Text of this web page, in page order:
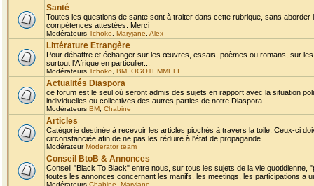
Santé
Toutes les questions de sante sont à traiter dans cette rubrique, sans
compétences attestées. Merci
Modérateurs Tchoko Maryjane Alex
Littérature Etrangère
Pour débattre et échanger sur les œuvres, essais, poèmes ou romans, sur
surtout l'Afrique en particulier...
Modérateurs Tchoko BM OGOTEMMELI
Actualités Diaspora
ce forum est le seul où seront admis des sujets en rapport avec la situation
individuelles ou collectives des autres parties de notre Diaspora.
Modérateurs BM Chabine
Articles
Catégorie destinée à recevoir les articles piochés à travers la toile. Ceux-ci
circonstanciée afin de ne pas les réduire à l'état de propagande.
ModérateurModerator team
Conseil BtoB & Annonces
Conseil "Black To Black" entre nous, sur tous les sujets de la vie
toutes les annonces concernant les manifs, les meetings, les participations a
Modérateurs Chabine Maryjane